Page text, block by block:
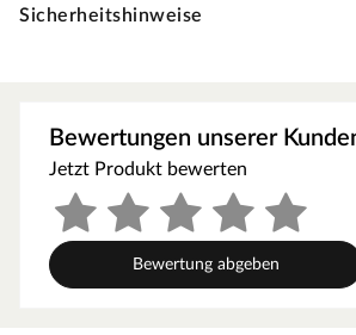
270°, z.B. Dachschrägen oder
einfache Montage
Sicherheitshinweise
Bewertungen unserer
Jetzt Produkt bewerten
Bewertung abgeben